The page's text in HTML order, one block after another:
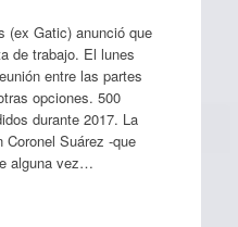
(ex Gatic) anunció que
de trabajo. El lunes
entre las partes
opciones. 500
durante 2017. La
Suárez -que
alguna vez…